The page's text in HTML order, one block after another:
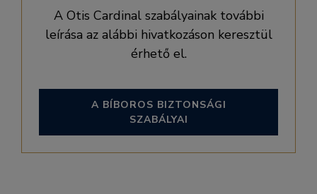
A Otis Cardinal szabályainak további
leírása az alábbi hivatkozáson keresztül
érhető el.
A BÍBOROS BIZTONSÁGI
SZABÁLYAI